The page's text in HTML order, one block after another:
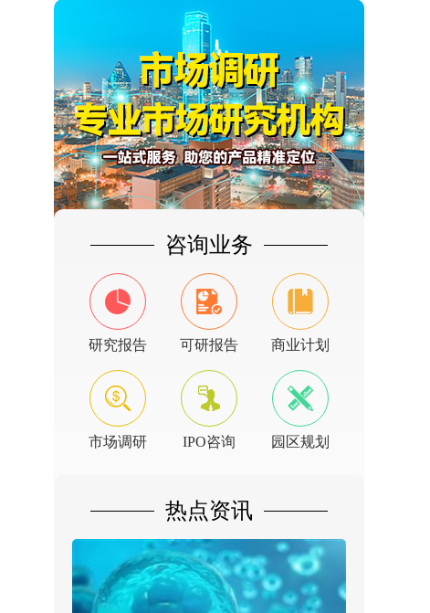
咨询业务
研究报告 可研报告 商业计划
市场调研 IPO咨询 园区规划
热点资讯